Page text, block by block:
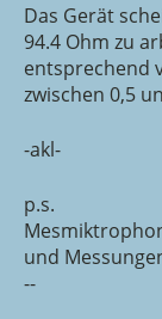
Das Gerät
94.4 Ohm zu
entsprechend
zwischen 0,5
-akl-
p.s.
und
--